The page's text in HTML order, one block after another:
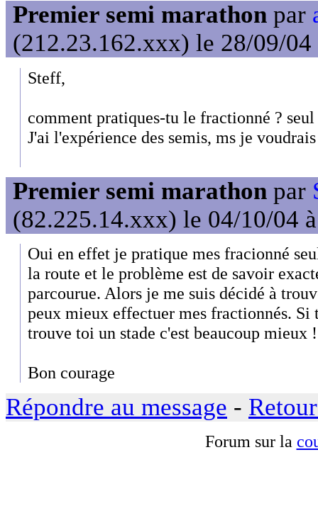
Premier semi marathon par
(212.23.162.xxx) le 28/09/04
Steff,
comment pratiques-tu le fractionné ? seul
J'ai l'expérience des semis, ms je
Premier semi marathon par
(82.225.14.xxx) le 04/10/04
Oui en effet je pratique mes fracionné
la route et le problème est de savoir
parcourue. Alors je me suis décidé à
peux mieux effectuer mes fractionnés. Si
trouve toi un stade c'est beaucoup mieux !
Bon courage
Répondre au message -
Forum sur la